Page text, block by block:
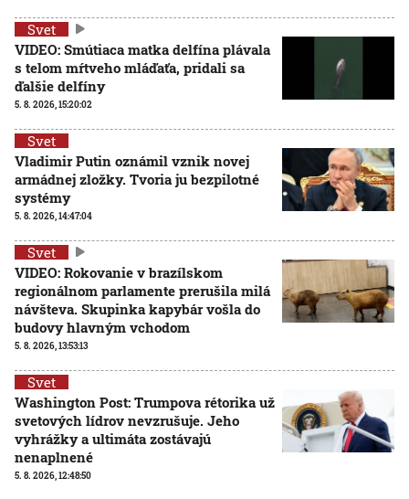
Svet
VIDEO: Smútiaca matka delfína plávala
s telom mŕtveho mláďaťa, pridali sa
ďalšie delfíny
5. 8. 2026, 15:20:02
Svet
Vladimir Putin oznámil vznik novej
armádnej zložky. Tvoria ju bezpilotné
systémy
5. 8. 2026, 14:47:04
Svet
VIDEO: Rokovanie v brazílskom
regionálnom parlamente prerušila milá
návšteva. Skupinka kapybár vošla do
budovy hlavným vchodom
5. 8. 2026, 13:53:13
Svet
Washington Post: Trumpova rétorika už
svetových lídrov nevzrušuje. Jeho
vyhrážky a ultimáta zostávajú
nenaplnené
5. 8. 2026, 12:48:50